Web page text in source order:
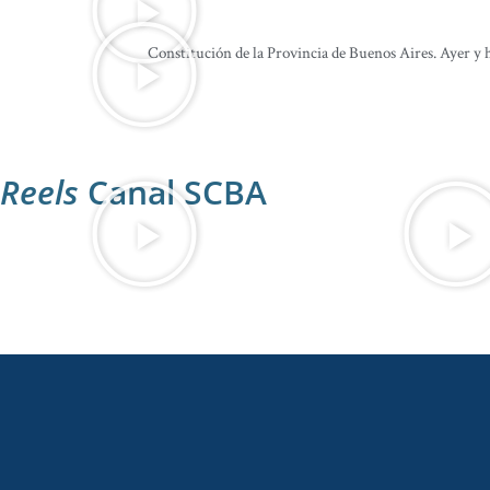
Constitución de la Provincia de Buenos Aires. Ayer y
Reels Canal SCBA